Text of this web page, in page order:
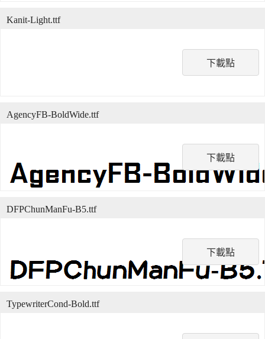
下載點
Kanit-Light.ttf
下載點
AgencyFB-BoldWide.ttf
下載點
DFPChunManFu-B5.ttf
TypewriterCond-Bold.ttf